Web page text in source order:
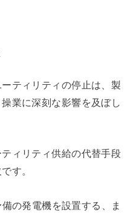
ティリティの停止は、製
業に深刻な影響を及ぼし
ィリティ供給の代替手段
す。
の発電機を設置する、ま